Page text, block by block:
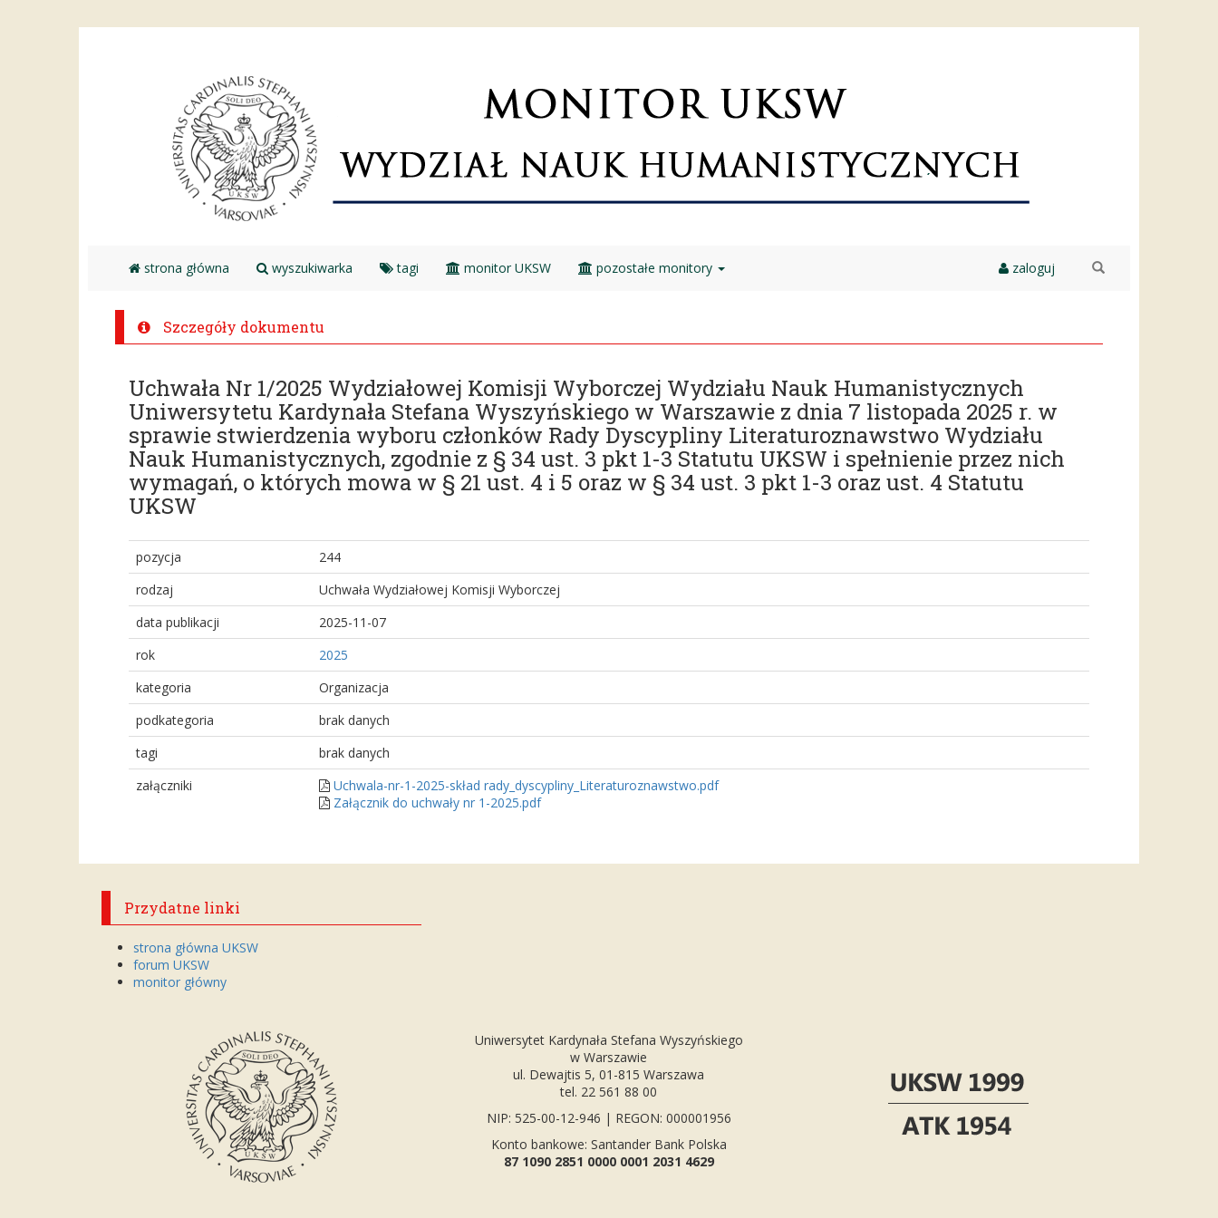
strona główna wyszukiwarka tagi monitor UKSW pozostałe monitory zaloguj
Szczegóły dokumentu
Uchwała Nr 1/2025 Wydziałowej Komisji Wyborczej Wydziału Nauk Humanistycznych
Uniwersytetu Kardynała Stefana Wyszyńskiego w Warszawie z dnia 7 listopada 2025 r. w
sprawie stwierdzenia wyboru członków Rady Dyscypliny Literaturoznawstwo Wydziału
Nauk Humanistycznych, zgodnie z § 34 ust. 3 pkt 1-3 Statutu UKSW i spełnienie przez nich
wymagań, o których mowa w § 21 ust. 4 i 5 oraz w § 34 ust. 3 pkt 1-3 oraz ust. 4 Statutu
UKSW
pozycja
244
rodzaj
Uchwała Wydziałowej Komisji Wyborczej
data publikacji
2025-11-07
rok
2025
kategoria
Organizacja
podkategoria
brak danych
tagi
brak danych
załączniki
Uchwala-nr-1-2025-skład rady_dyscypliny_Literaturoznawstwo.pdf
Załącznik do uchwały nr 1-2025.pdf
Przydatne linki
strona główna UKSW
forum UKSW
monitor główny
Uniwersytet Kardynała Stefana Wyszyńskiego
w Warszawie
ul. Dewajtis 5, 01-815 Warszawa
tel. 22 561 88 00
NIP: 525-00-12-946 | REGON: 000001956
Konto bankowe: Santander Bank Polska
87 1090 2851 0000 0001 2031 4629